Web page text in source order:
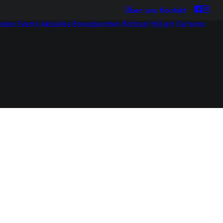
Über uns Kontakt
Events Aktuelles Bonusbierchen Bottcast H(e)art Cartoons